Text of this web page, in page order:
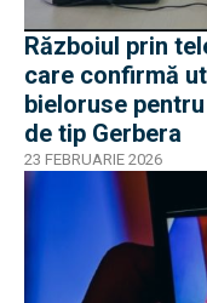
Războiul prin
care confirmă
bieloruse
de tip Gerbera
23 FEBRUARIE 2026